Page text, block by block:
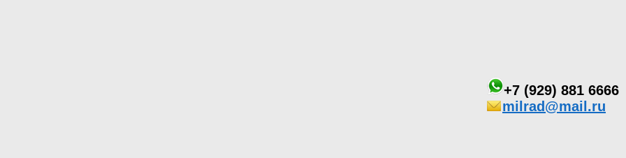
+7 (929) 881 6666
milrad@mail.ru